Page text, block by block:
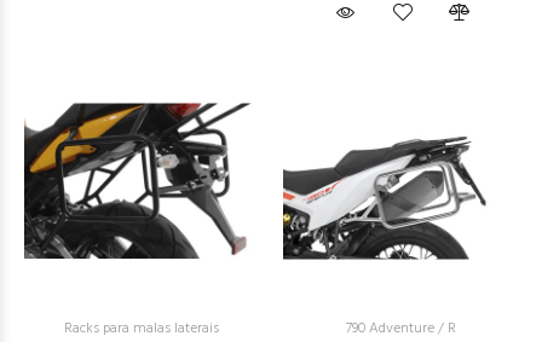
Racks para malas laterais 790 Adventure / R